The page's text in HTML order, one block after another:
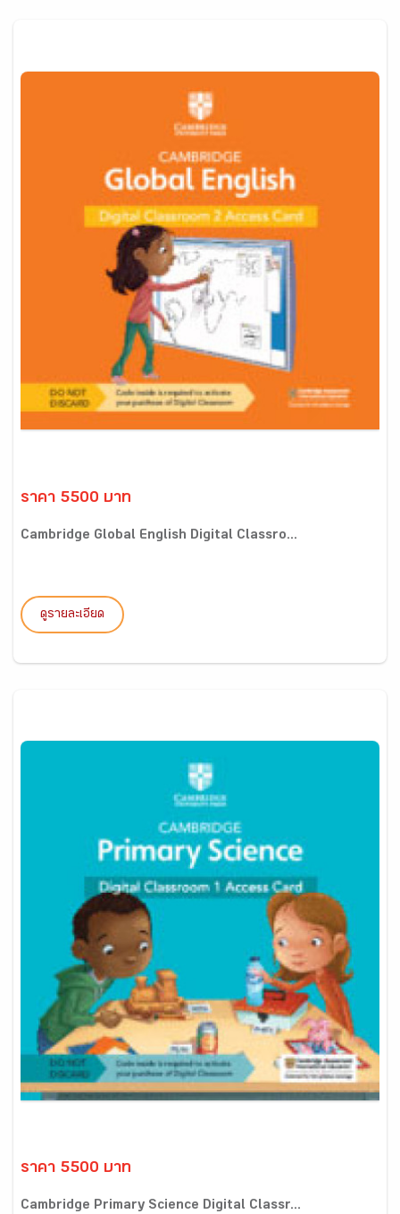
ราคา 5500 บาท
Cambridge Global English Digital Classro...
ดูรายละเอียด
ราคา 5500 บาท
Cambridge Primary Science Digital Classr...